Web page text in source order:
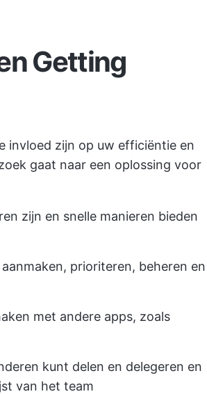
Getting
invloed zijn op uw efficiëntie en
gaat naar een oplossing voor
zijn en snelle manieren bieden
prioriteren, beheren en
met andere apps, zoals
kunt delen en delegeren en
van het team